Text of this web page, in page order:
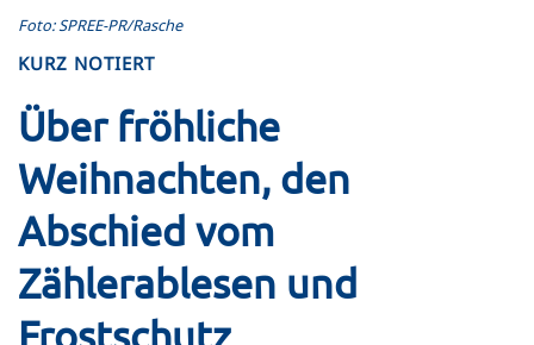
Foto: SPREE-PR/Rasche
KURZ NOTIERT
Über fröhliche
Weihnachten, den
Abschied vom
Zählerablesen und